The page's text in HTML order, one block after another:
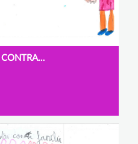
LA IMPORTANCIA DE LAS CONTRASEÑAS